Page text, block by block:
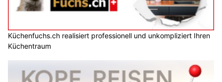
Küchenfuchs.ch realisiert professionell und unkompliziert Ihren
Küchentraum